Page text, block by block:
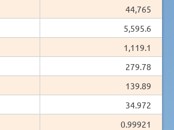
44,765
5,595.6
1,119.1
279.78
139.89
34.972
0.99921